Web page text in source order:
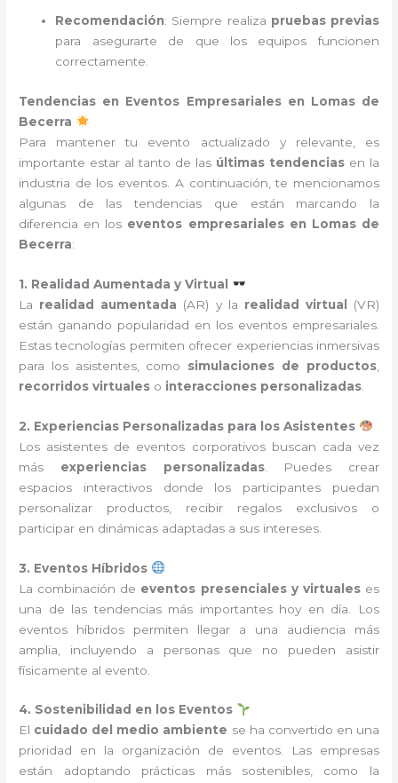
Recomendación: Siempre realiza pruebas previas
para asegurarte de que los equipos funcionen
correctamente.
Tendencias en Eventos Empresariales en Lomas de
Becerra
Para mantener tu evento actualizado y relevante, es
importante estar al tanto de las últimas tendenciasen la
industria de los eventos. A continuación, te mencionamos
algunas de las tendencias que están marcando la
diferencia en los eventos empresariales en Lomas de
Becerra:
1. Realidad Aumentada y Virtual
La realidad aumentada (AR) y la realidad virtual
(VR)
están ganando popularidad en los eventos empresariales.
Estas tecnologías permiten ofrecer experiencias inmersivas
para los asistentes, como simulaciones de productos,
recorridos virtuales o interacciones personalizadas
2. Experiencias Personalizadas para los Asistentes
Los asistentes de eventos corporativos buscan cada vez
más experiencias personalizadas. Puedes crear
espacios interactivos donde los participantes puedan
personalizar productos, recibir regalos exclusivos o
participar en dinámicas adaptadas a sus intereses.
3. Eventos Híbridos
La combinación de eventos presenciales y virtualeses
una de las tendencias más importantes hoy en día. Los
eventos híbridos permiten llegar a una audiencia más
amplia, incluyendo a personas que no pueden asistir
físicamente al evento.
4. Sostenibilidad en los Eventos
El cuidado del medio ambiente se ha convertido en una
prioridad en la organización de eventos. Las empresas
están adoptando prácticas más sostenibles, como la